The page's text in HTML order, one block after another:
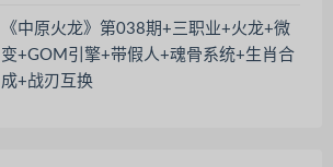
《中原火龙》第038期+三职业+火龙+微
变+GOM引擎+带假人+魂骨系统+生肖合
成+战刃互换